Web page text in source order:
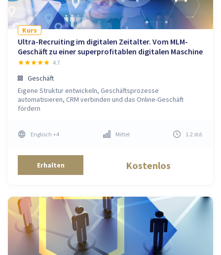
Kurs
Ultra-Recruiting im digitalen Zeitalter. Vom MLM-
Geschäft zu einer superprofitablen digitalen Maschine
4.7
Geschäft
Eigene Struktur entwickeln, Geschäftsprozesse
automatisieren, CRM verbinden und das Online-Geschäft
fördern
Englisch +4 Mittel 1.2 std.
Erhalten Kostenlos